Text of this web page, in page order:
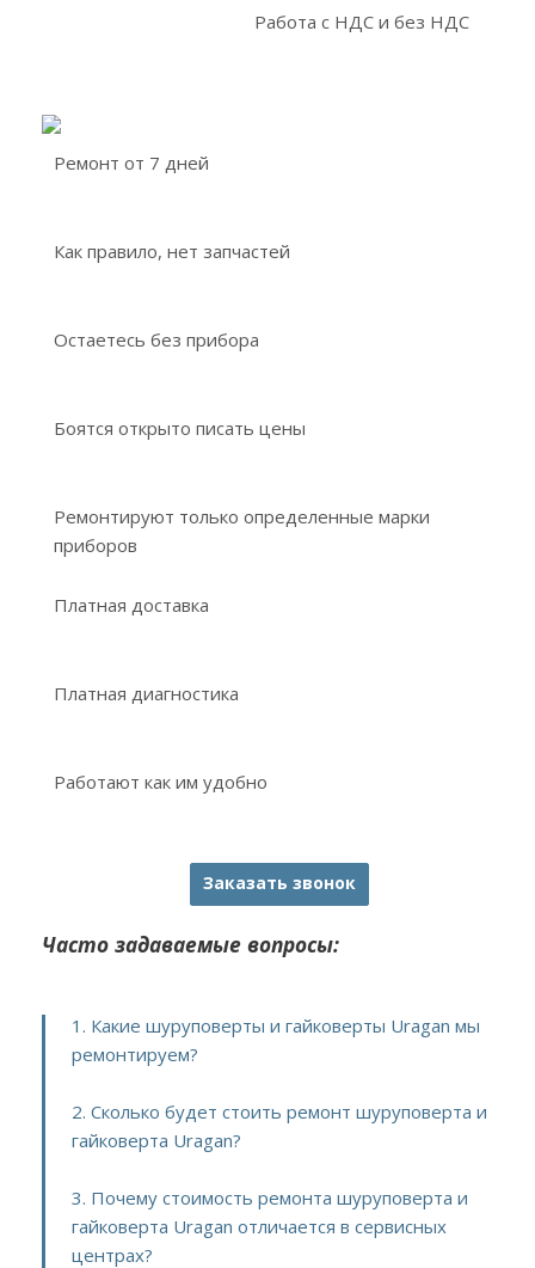
Работа с НДС и без НДС
Ремонт от 7 дней
Как правило, нет запчастей
Остаетесь без прибора
Боятся открыто писать цены
Ремонтируют только определенные марки
приборов
Платная доставка
Платная диагностика
Работают как им удобно
Заказать звонок
Часто задаваемые вопросы:
1. Какие шуруповерты и гайковерты Uragan мы
ремонтируем?
2. Сколько будет стоить ремонт шуруповерта и
гайковерта Uragan?
3. Почему стоимость ремонта шуруповерта и
гайковерта Uragan отличается в сервисных
центрах?